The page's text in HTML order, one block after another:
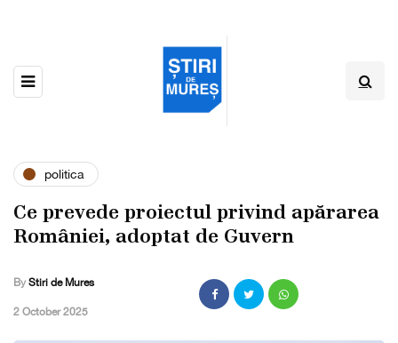
politica
Ce prevede proiectul privind apărarea
României, adoptat de Guvern
By Stiri de Mures
,2 October 2025